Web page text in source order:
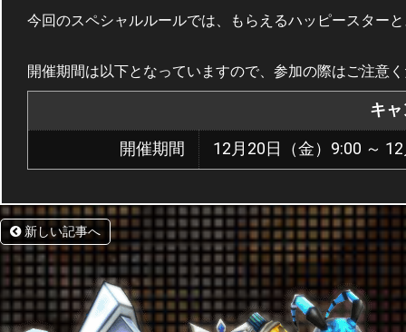
今回のスペシャルルールでは、もらえるハッピースター
開催期間は以下となっていますので、参加の際はご注意
キ
開催期間 12月20日（金）9:00 ～
新しい記事へ